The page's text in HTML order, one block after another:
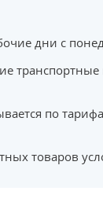
дни с
по
товаров